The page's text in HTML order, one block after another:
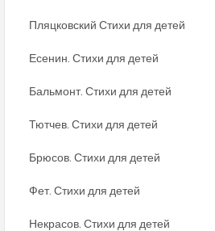
Пляцковский Стихи для детей
Есенин. Стихи для детей
Бальмонт. Стихи для детей
Тютчев. Стихи для детей
Брюсов. Стихи для детей
Фет. Стихи для детей
Некрасов. Стихи для детей